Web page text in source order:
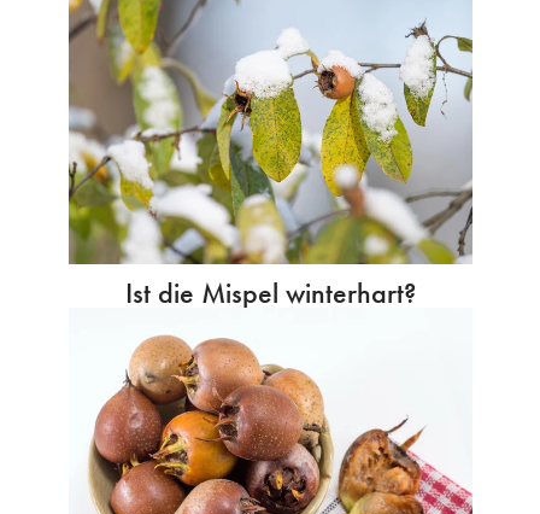
Ist die Mispel winterhart?